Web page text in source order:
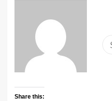
Share this: